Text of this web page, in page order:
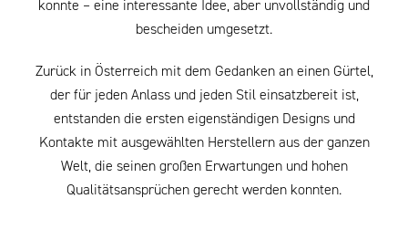
konnte – eine interessante Idee, aber unvollständig und
bescheiden umgesetzt.
Zurück in Österreich mit dem Gedanken an einen Gürtel,
der für jeden Anlass und jeden Stil einsatzbereit ist,
entstanden die ersten eigenständigen Designs und
Kontakte mit ausgewählten Herstellern aus der ganzen
Welt, die seinen großen Erwartungen und hohen
Qualitätsansprüchen gerecht werden konnten.